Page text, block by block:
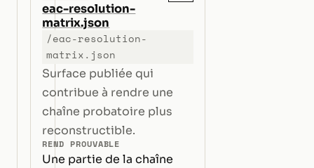
eac-resolution-
matrix.json
/eac-resolution-
matrix.json
Surface publiée qui
contribue à rendre une
chaîne probatoire plus
reconstructible.
REND PROUVABLE
Une partie de la chaîne